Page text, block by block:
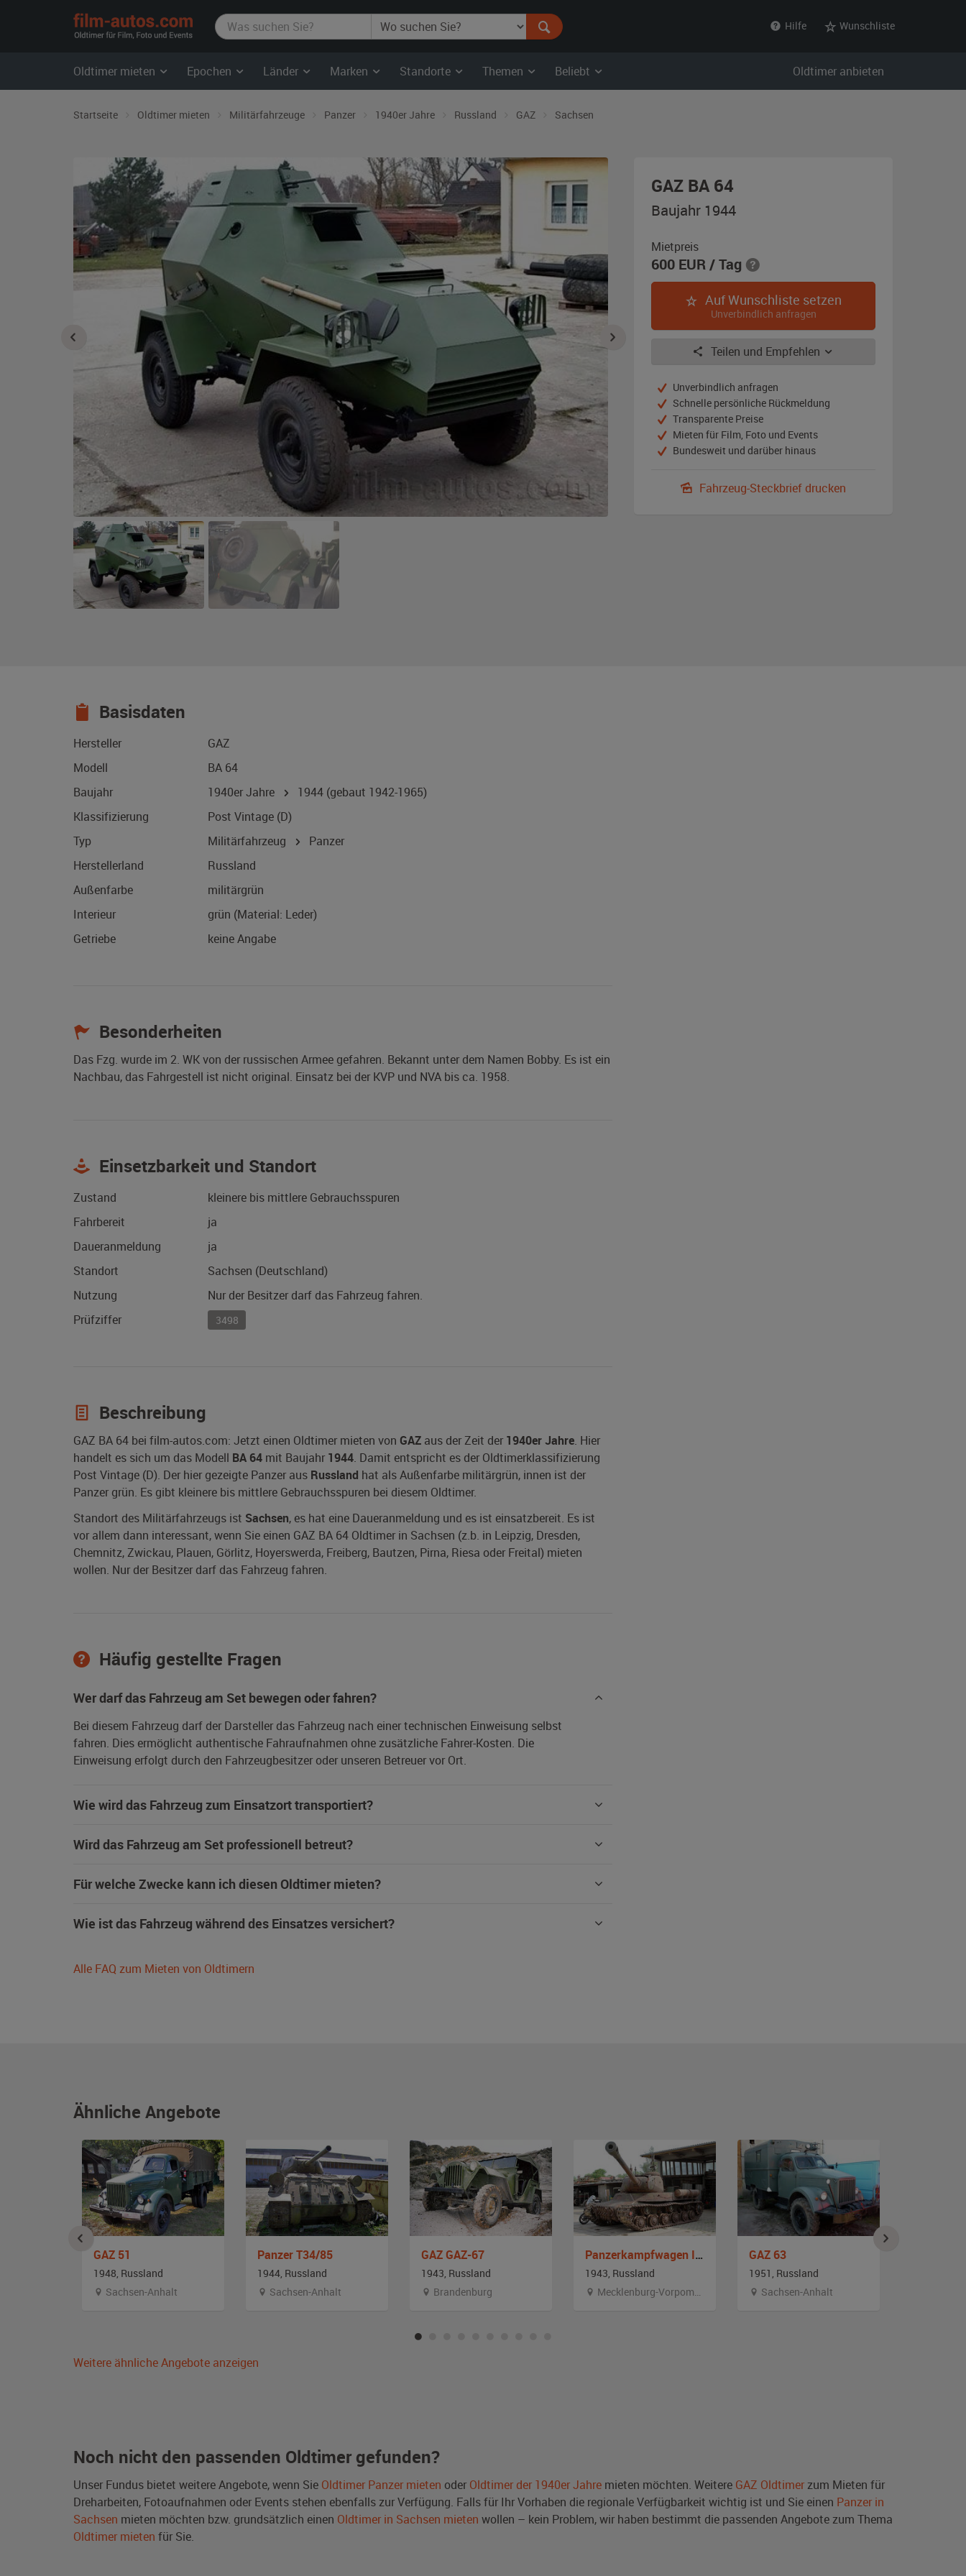
film-
autos.com
Hilfe Wunschliste
Oldtimer mieten Epochen Länder Marken Standorte Themen Beliebt Oldtimer anbieten
Startseite Oldtimer mieten Militärfahrzeuge Panzer 1940er Jahre Russland GAZ Sachsen
GAZ BA 64
Baujahr
Baujahr 1944
Mietpreis
600 EUR/ Tag
Auf Wunschliste setzen
Unverbindlich anfragen
Teilen und Empfehlen
Unverbindlich anfragen
Schnelle persönliche Rückmeldung
Transparente Preise
Mieten für Film, Foto und Events
Bundesweit und darüber hinaus
Fahrzeug-Steckbrief drucken
Basisdaten
Hersteller
GAZ
Modell
BA 64
Baujahr
1940er Jahre 1944 (gebaut 1942-1965)
Klassifizierung
Post Vintage (D)
Typ
Militärfahrzeug
Panzer
Herstellerland
Russland
Außenfarbe
militärgrün
Interieur
grün (Material: Leder)
Getriebe
keine Angabe
Besonderheiten
Das Fzg. wurde im 2. WK von der russischen Armee gefahren. Bekannt unter dem Namen Bobby. Es ist ein
Nachbau, das Fahrgestell ist nicht original. Einsatz bei der KVP und NVA bis ca. 1958.
Einsetzbarkeit und Standort
Zustand
kleinere bis mittlere Gebrauchsspuren
Fahrbereit
ja
Daueranmeldung
ja
Standort
Sachsen (Deutschland)
Nutzung
Nur der Besitzer darf das Fahrzeug fahren.
Prüfziffer
3498
Beschreibung
GAZ BA 64 bei film-autos.com: Jetzt einen Oldtimer mieten von GAZ aus der Zeit der 1940er Jahre. Hier
handelt es sich um das Modell BA 64 mit Baujahr 1944. Damit entspricht es der Oldtimerklassifizierung
Post Vintage (D). Der hier gezeigte Panzer aus Russland hat als Außenfarbe militärgrün, innen ist der
Panzer grün. Es gibt kleinere bis mittlere Gebrauchsspuren bei diesem Oldtimer.
Standort des Militärfahrzeugs ist Sachsen, es hat eine Daueranmeldung und es ist einsatzbereit. Es ist
vor allem dann interessant, wenn Sie einen GAZ BA 64 Oldtimer in Sachsen (z.b. in Leipzig, Dresden,
Chemnitz, Zwickau, Plauen, Görlitz, Hoyerswerda, Freiberg, Bautzen, Pirna, Riesa oder Freital) mieten
wollen. Nur der Besitzer darf das Fahrzeug fahren.
Häufig gestellte Fragen
Wer darf das Fahrzeug am Set bewegen oder fahren?
Bei diesem Fahrzeug darf der Darsteller das Fahrzeug nach einer technischen Einweisung selbst
fahren. Dies ermöglicht authentische Fahraufnahmen ohne zusätzliche Fahrer-Kosten. Die
Einweisung erfolgt durch den Fahrzeugbesitzer oder unseren Betreuer vor Ort.
Wie wird das Fahrzeug zum Einsatzort transportiert?
Wird das Fahrzeug am Set professionell betreut?
Für welche Zwecke kann ich diesen Oldtimer mieten?
Wie ist das Fahrzeug während des Einsatzes versichert?
Alle FAQ zum Mieten von Oldtimern
Ähnliche Angebote
GAZ 51
1948, Russland
Sachsen-Anhalt
Panzer T34/85
1944, Russland
Sachsen-Anhalt
GAZ GAZ-67
1943, Russland
Brandenburg
Panzerkampfwagen IS-2 (IS-122)
1943, Russland
Mecklenburg-Vorpommern
GAZ 63
1951, Russland
Sachsen-Anhalt
Weitere ähnliche Angebote anzeigen
Noch nicht den passenden Oldtimer gefunden?
Unser Fundus bietet weitere Angebote, wenn Sie Oldtimer Panzer mieten oder Oldtimer der 1940er Jahre mieten möchten. Weitere GAZ Oldtimer zum Mieten für
Dreharbeiten, Fotoaufnahmen oder Events stehen ebenfalls zur Verfügung. Falls für Ihr Vorhaben die regionale Verfügbarkeit wichtig ist und Sie einen Panzer in
Sachsen mieten möchten bzw. grundsätzlich einen Oldtimer in Sachsen mieten wollen – kein Problem, wir haben bestimmt die passenden Angebote zum Thema
Oldtimer mieten für Sie.